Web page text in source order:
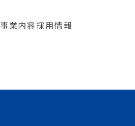
事業内容採用情報